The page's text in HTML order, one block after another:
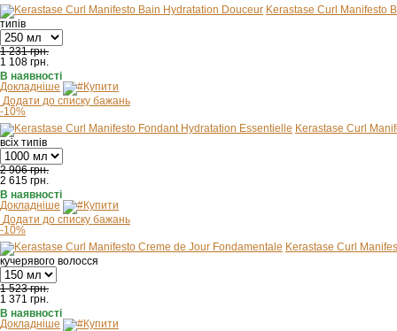
Kerastase Curl Manifesto
типів
1 231 грн.
1 108 грн.
В наявності
Докладніше
Купити
Додати до списку бажань
-10%
Kerastase Curl
всіх типів
2 906 грн.
2 615 грн.
В наявності
Докладніше
Купити
Додати до списку бажань
-10%
Kerastase Curl
кучерявого волосся
1 523 грн.
1 371 грн.
В наявності
Докладніше
Купити